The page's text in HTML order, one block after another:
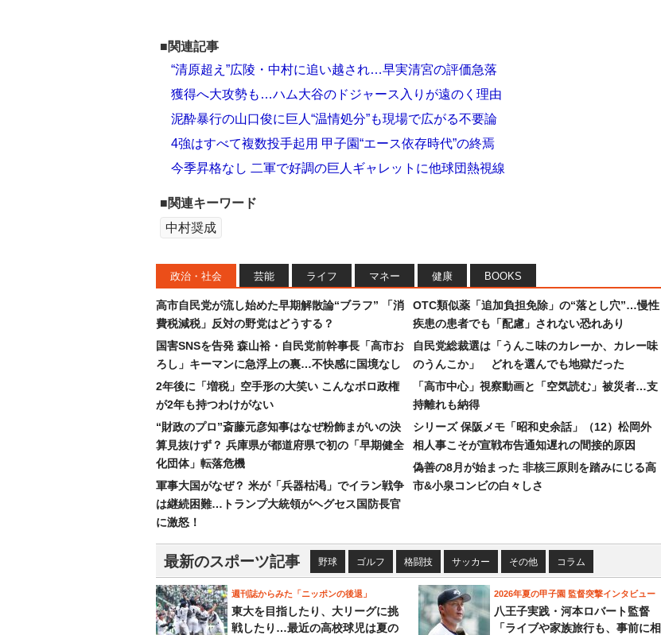
■関連記事
“清原超え”広陵・中村に追い越され…早実清宮の評価急落
獲得へ大攻勢も…ハム大谷のドジャース入りが遠のく理由
泥酔暴行の山口俊に巨人“温情処分”も現場で広がる不要論
4強はすべて複数投手起用 甲子園“エース依存時代”の終焉
今季昇格なし 二軍で好調の巨人ギャレットに他球団熱視線
■関連キーワード
中村奨成
政治・社会 芸能 ライフ マネー 健康 BOOKS
高市自民党が流し始めた早期解散論“ブラフ” 「消
費税減税」反対の野党はどうする？
国害SNSを告発 森山裕・自民党前幹事長「高市お
ろし」キーマンに急浮上の裏…不快感に国境なし
2年後に「増税」空手形の大笑い こんなボロ政権
が2年も持つわけがない
“財政のプロ”斎藤元彦知事はなぜ粉飾まがいの決
算見抜けず？ 兵庫県が都道府県で初の「早期健全
化団体」転落危機
軍事大国がなぜ？ 米が「兵器枯渇」でイラン戦争
は継続困難…トランプ大統領がヘグセス国防長官
に激怒！
OTC類似薬「追加負担免除」の“落とし穴”…慢性
疾患の患者でも「配慮」されない恐れあり
自民党総裁選は「うんこ味のカレーか、カレー味
のうんこか」 どれを選んでも地獄だった
「高市中心」視察動画と「空気読む」被災者…支
持離れも納得
シリーズ 保阪メモ「昭和史余話」（12）松岡外
相人事こそが宣戦布告通知遅れの間接的原因
偽善の8月が始まった 非核三原則を踏みにじる高
市&小泉コンビの白々しさ
最新のスポーツ記事 野球 ゴルフ 格闘技 サッカー その他 コラム
週刊誌からみた「ニッポンの後退」
東大を目指したり、大リーグに挑
戦したり…最近の高校球児は夏の
2026年夏の甲子園 監督突撃インタビュー
八王子実践・河本ロバート監督
「ライブや家族旅行も、事前に相